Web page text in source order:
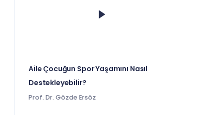
Aile Çocuğun Spor Yaşamını Nasıl
Destekleyebilir?
Prof. Dr. Gözde Ersöz